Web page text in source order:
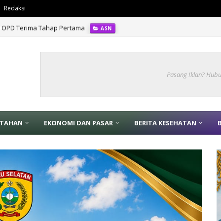
Redaksi
Terima Tahap Pertama ASN
Pasang Iklan?
EKONOMI DAN PASAR BERITA KESEHATAN